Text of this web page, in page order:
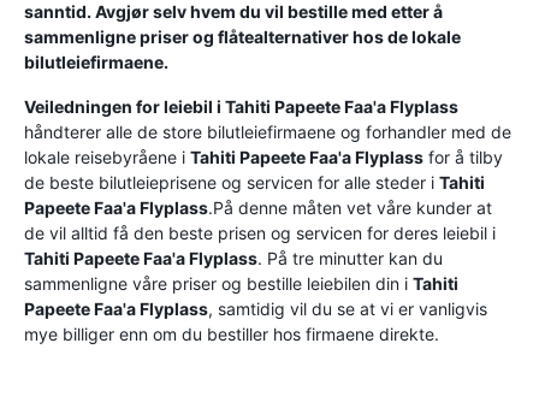
sanntid. Avgjør selv hvem du vil bestille med etter å
sammenligne priser og flåtealternativer hos de lokale
bilutleiefirmaene.
Veiledningen for leiebil i Tahiti Papeete Faa'a Flyplass
håndterer alle de store bilutleiefirmaene og forhandler med de
lokale reisebyråene i Tahiti Papeete Faa'a Flyplass for å tilby
de beste bilutleieprisene og servicen for alle steder i Tahiti
Papeete Faa'a Flyplass.På denne måten vet våre kunder at
de vil alltid få den beste prisen og servicen for deres leiebil i
Tahiti Papeete Faa'a Flyplass. På tre minutter kan du
sammenligne våre priser og bestille leiebilen din i Tahiti
Papeete Faa'a Flyplass, samtidig vil du se at vi er vanligvis
mye billiger enn om du bestiller hos firmaene direkte.